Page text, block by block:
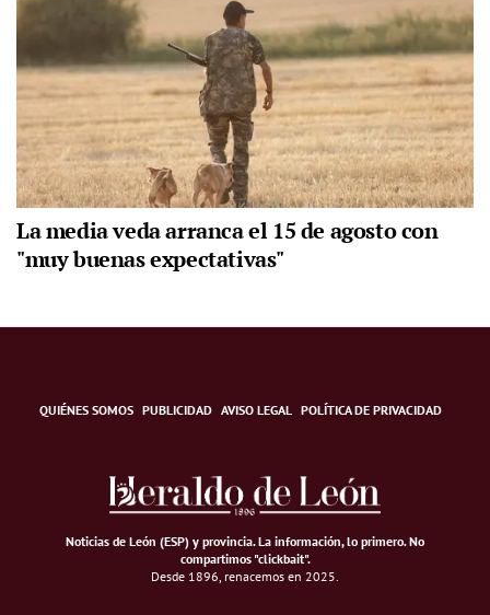
La media veda arranca el 15 de agosto con
"muy buenas expectativas"
QUIÉNES SOMOS PUBLICIDAD AVISO LEGAL POLÍTICA DE PRIVACIDAD
Noticias de León (ESP) y provincia. La información, lo primero.No
compartimos "clickbait".
Desde 1896, renacemos en 2025.